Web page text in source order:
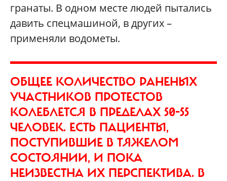
гранаты. В одном месте людей пытались
давить спецмашиной, в других –
применяли водометы.
ОБЩЕЕ КОЛИЧЕСТВО РАНЕНЫХ
УЧАСТНИКОВ ПРОТЕСТОВ
КОЛЕБЛЕТСЯ В ПРЕДЕЛАХ 50-55
ЧЕЛОВЕК. ЕСТЬ ПАЦИЕНТЫ,
ПОСТУПИВШИЕ В ТЯЖЕЛОМ
СОСТОЯНИИ, И ПОКА
НЕИЗВЕСТНА ИХ ПЕРСПЕКТИВА. В